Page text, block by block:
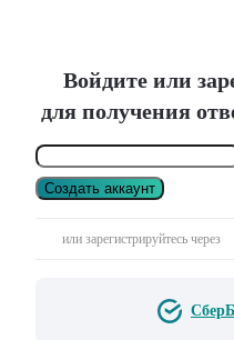
Войдите или
для получения
Создать аккаунт
или зарегистрируйтесь через